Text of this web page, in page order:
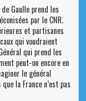
Gaulle prend les
par le CNR.
et partisanes
qui voudraient
qui prend les
peut-on encore en
le général
la France n’est pas